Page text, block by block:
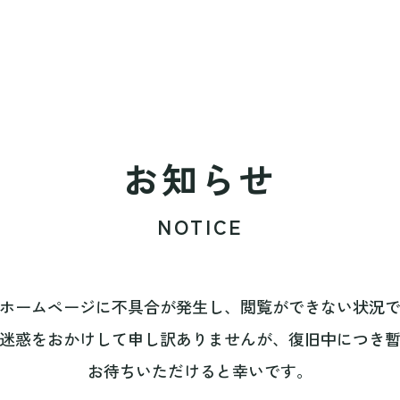
お知らせ
NOTICE
ームページに不具合が発生し、閲覧ができない状況で
惑をおかけして申し訳ありませんが、復旧中につき
お待ちいただけると幸いです。